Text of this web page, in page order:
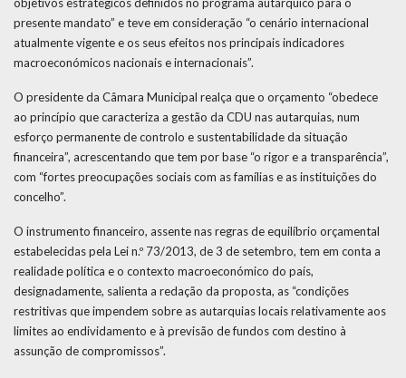
presente mandato” e teve em consideração “o cenário internacional
atualmente vigente e os seus efeitos nos principais indicadores
macroeconómicos nacionais e internacionais”.
O presidente da Câmara Municipal realça que o orçamento “obedece
ao princípio que caracteriza a gestão da CDU nas autarquias, num
esforço permanente de controlo e sustentabilidade da situação
financeira”, acrescentando que tem por base “o rigor e a transparência”,
com “fortes preocupações sociais com as famílias e as instituições do
concelho”.
O instrumento financeiro, assente nas regras de equilíbrio orçamental
estabelecidas pela Lei n.º 73/2013, de 3 de setembro, tem em conta a
realidade política e o contexto macroeconómico do país,
designadamente, salienta a redação da proposta, as “condições
restritivas que impendem sobre as autarquias locais relativamente aos
limites ao endividamento e à previsão de fundos com destino à
assunção de compromissos”.